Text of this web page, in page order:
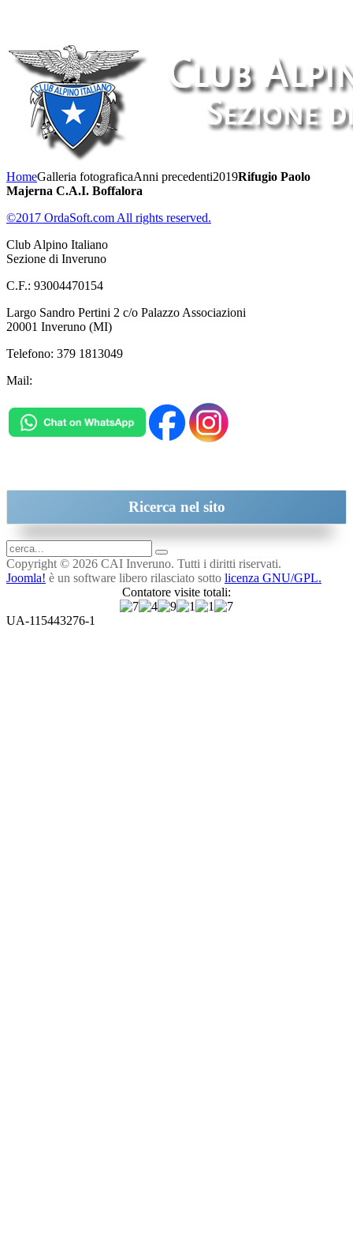
HomeGalleria fotograficaAnni precedenti2019Rifugio Paolo
Majerna C.A.I. Boffalora
©2017 OrdaSoft.com All rights reserved.
Club Alpino Italiano
Sezione di Inveruno
C.F.: 93004470154
Largo Sandro Pertini 2 c/o Palazzo Associazioni
20001 Inveruno (MI)
Telefono: 379 1813049
Mail:
Ricerca nel sito
Copyright © 2026 CAI Inveruno. Tutti i diritti riservati.
Joomla! è un software libero rilasciato sotto licenza GNU/GPL.
Contatore visite totali:
UA-115443276-1